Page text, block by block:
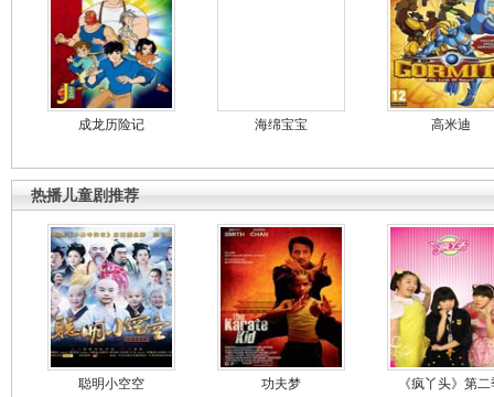
成龙历险记 海绵宝宝 高米迪
热播儿童剧推荐
聪明小空空 功夫梦 《疯丫头》第二